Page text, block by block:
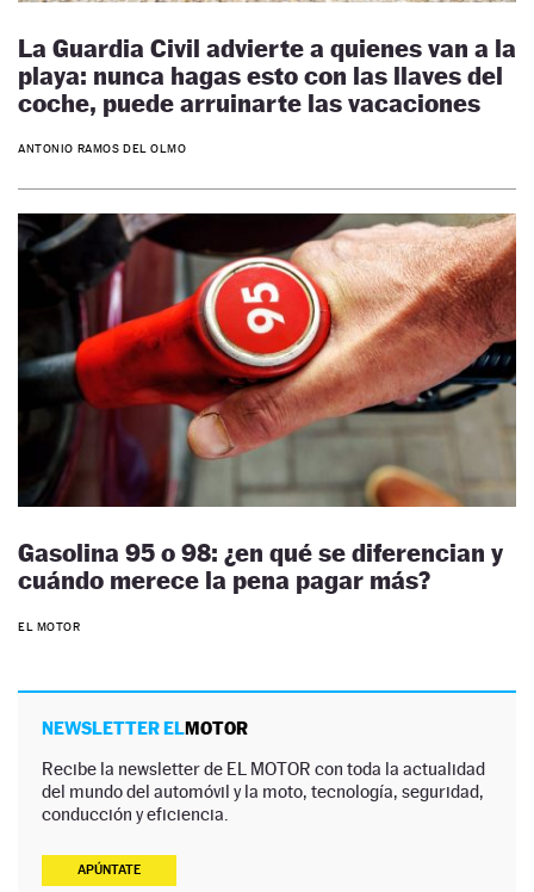
La Guardia Civil advierte a quienes van a la
playa: nunca hagas esto con las llaves del
coche, puede arruinarte las vacaciones
ANTONIO RAMOS DEL OLMO
Gasolina 95 o 98: ¿en qué se diferencian y
cuándo merece la pena pagar más?
EL MOTOR
NEWSLETTER ELMOTOR
Recibe la newsletter de EL MOTOR con toda la actualidad
del mundo del automóvil y la moto, tecnología, seguridad,
conducción y eficiencia.
APÚNTATE